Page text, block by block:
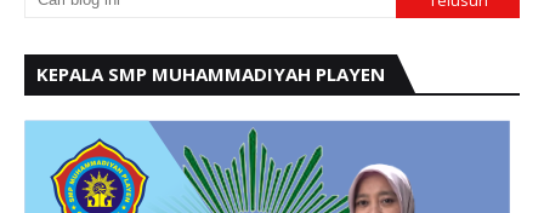
KEPALA SMP MUHAMMADIYAH PLAYEN